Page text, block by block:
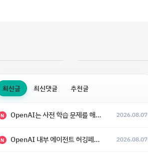
최신글 최신댓글 추천글
N OpenAI는 사전 학습 문제를 해결했으며, 'Doug'라는 코드명을 가진 훨씬 더 큰 모델을 활발히 개발 중 2026.08.07
N OpenAI 내부 에이전트 허깅페이스 해킹 사건 정리 2026.08.07